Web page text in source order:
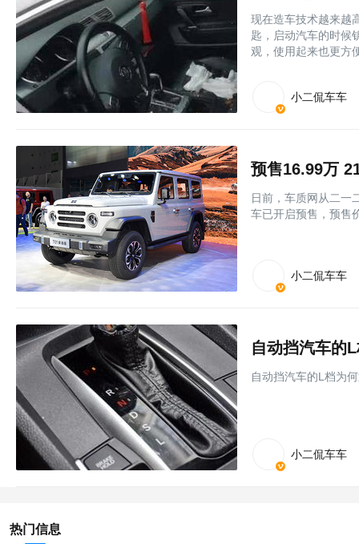
现在造车技术越来越
匙，启动汽车的时候
观，使用起来也更方
小二侃车车
预售16.99万
日前，车质网从二一
车已开启预售，预
小二侃车车
自动挡汽车的L档为
小二侃车车
热门信息